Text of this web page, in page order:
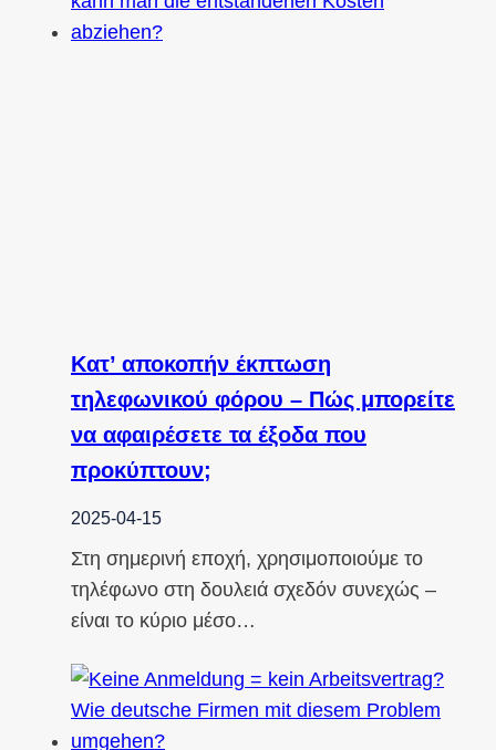
Κατ’ αποκοπήν έκπτωση
τηλεφωνικού φόρου – Πώς μπορείτε
να αφαιρέσετε τα έξοδα που
προκύπτουν;
2025-04-15
Στη σημερινή εποχή, χρησιμοποιούμε το
τηλέφωνο στη δουλειά σχεδόν συνεχώς –
είναι το κύριο μέσο…